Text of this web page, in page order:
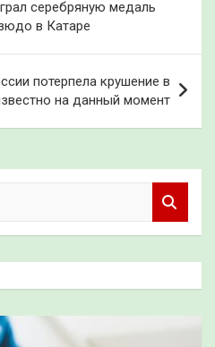
серебряную медаль
в Катаре
потерпела крушение в
на данный момент